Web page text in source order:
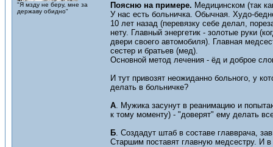
"Я мзду не беру, мне за
державу обидно"
Поясню на примере. Медицинском (так
У нас есть больничка. Обычная. Худо-
10 лет назад (перевязку себе делал,
нету. Главный энергетик - золотые руки
двери своего автомобиля). Главная
сестер и братьев (мед).
Основной метод лечения - ёд и доброе
И тут привозят неожиданно больного, у
делать в больничке?
А. Мужика засунут в реанимацию и
к тому моменту) - "доверят" ему делать
Б. Создадут штаб в составе главврача,
Старшим поставят главную медсестру. И